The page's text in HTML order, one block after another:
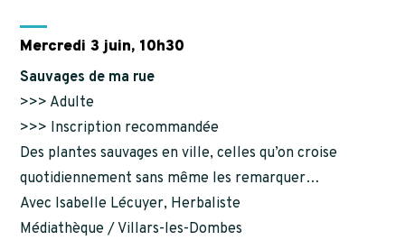
Mercredi 3 juin, 10h30
Sauvages de ma rue
>>> Adulte
>>> Inscription recommandée
Des plantes sauvages en ville, celles qu’on croise
quotidiennement sans même les remarquer…
Avec Isabelle Lécuyer, Herbaliste
Médiathèque / Villars-les-Dombes